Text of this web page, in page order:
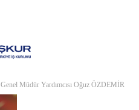
Genel Müdür Yardımcısı Oğuz ÖZDEMİR